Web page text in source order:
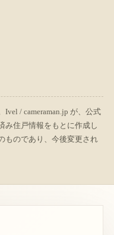
/ cameraman.jp が、公式
み住戸情報をもとに作成し
ものであり、今後変更され